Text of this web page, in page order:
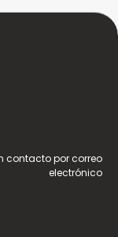
contacto por correo
electrónico